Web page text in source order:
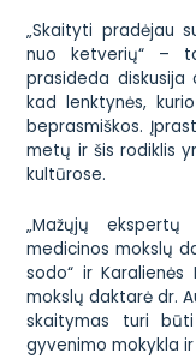
„Skaityti pradėjau
nuo ketverių“ –
prasideda
kad lenktynės,
beprasmiškos.
metų ir šis rodiklis
kultūrose.
„Mažųjų ekspertų
medicinos mokslų
sodo“ ir Karalienės
mokslų daktarė dr.
skaitymas turi
gyvenimo mokykla